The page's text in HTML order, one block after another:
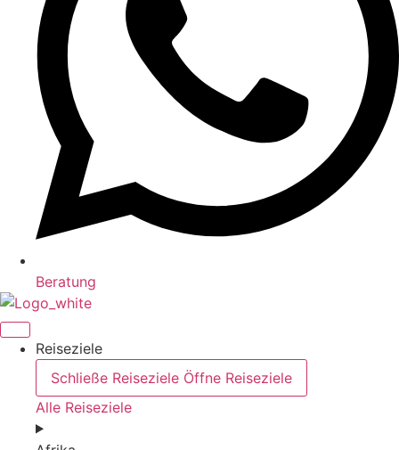
Beratung
Reiseziele
Schließe Reiseziele Öffne Reiseziele
Alle Reiseziele